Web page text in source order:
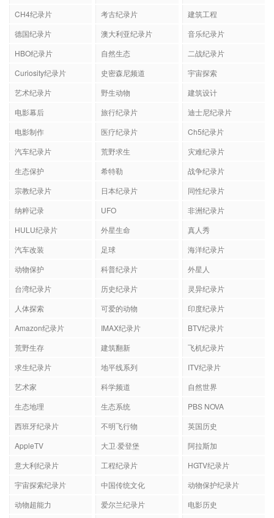
CH4纪录片 考古纪录片
建筑工程
德国纪录片
澳大利亚纪录片
音乐纪录片
HBO纪录片
自然生态
二战纪录片
Curiosity纪录片
史密森尼频道
宇宙探索
艺术纪录片
野生动物
建筑设计
电影幕后
旅行纪录片
迪士尼纪录片
电影制作
医疗纪录片
Ch5纪录片
汽车纪录片
荒野求生
灾难纪录片
生态保护
希特勒
战争纪录片
宗教纪录片
日本纪录片
同性纪录片
纳粹记录
UFO
非洲纪录片
HULU纪录片
外星生命
真人秀
汽车改装
足球
海洋纪录片
动物保护
科普纪录片
外星人
台湾纪录片
历史纪录片
灵异纪录片
人体探索
可爱的动物
印度纪录片
Amazon纪录片
IMAX纪录片
BTV纪录片
荒野生存
建筑翻新
飞机纪录片
求生纪录片
地平线系列
ITV纪录片
艺术家
科学频道
自然世界
生态地理
生态系统
PBS NOVA
西班牙纪录片
不明飞行物
英国历史
AppleTV
大卫·爱登堡
阿拉斯加
意大利纪录片
工程纪录片
HGTV纪录片
宇宙探索纪录片
中国传统文化
动物保护纪录片
动物超能力
爱尔兰纪录片
电影历史